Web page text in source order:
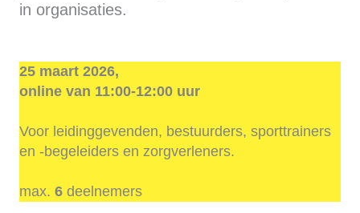
in organisaties.
25 maart 2026,
online van 11:00-12:00 uur
Voor leidinggevenden, bestuurders, sporttrainers
en -begeleiders en zorgverleners.
max. 6 deelnemers